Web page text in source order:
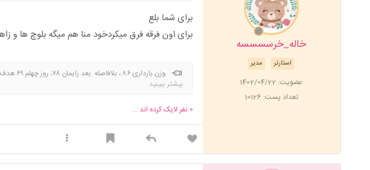
خاله_خرسسسسه
مدیر استارتر
عضویت: 1402/04/22
تعداد پست: 10126
برای شما بلع
برای اون فرقه فرق میکرد‌خود منا هم میگه بلوچ ها و
زایمان ۶۴.۵ وزن فعلی یک سال بعد زایمان ۶۱
بیشتر ببینید
0 نفر لایک کرده اند ...